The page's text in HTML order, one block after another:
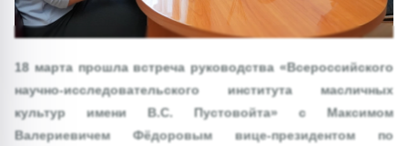
18 марта прошла встреча руководства «Всероссийского
научно-исследовательского института масличных
культур имени В.С. Пустовойта» с Максимом
Валериевичем Фёдоровым вице-президентом по